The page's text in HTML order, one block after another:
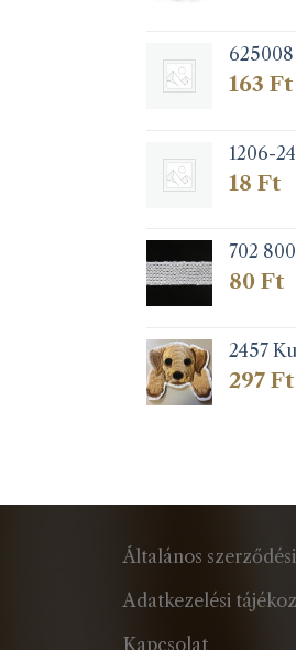
163 Ft
1206-
18 Ft
702
80 Ft
2457
297 Ft
Általános
Adatkezelési
Kapcsolat